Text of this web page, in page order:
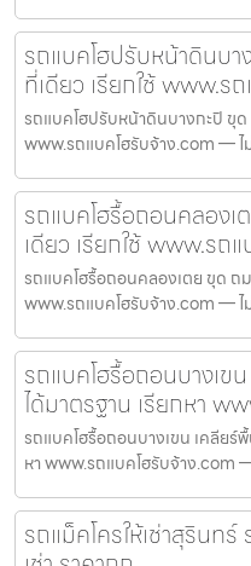
รถแบคโฮปรับหน้าดินบา
ที่เดียว เรียกใช้ www.ร
รถแบคโฮปรับหน้าดินบางกะปิ ขุด
www.รถแบคโฮรับจ้าง.com — ไ
รถแบคโฮรื้อถอนคลอง
เดียว เรียกใช้ www.รถ
รถแบคโฮรื้อถอนคลองเตย ขุด ถ
www.รถแบคโฮรับจ้าง.com — ไ
รถแบคโฮรื้อถอนบางเข
ได้มาตรฐาน เรียกหา
รถแบคโฮรื้อถอนบางเขน เคลียร์
หา www.รถแบคโฮรับจ้าง.com
รถแม็คโครให้เช่าสุรินท